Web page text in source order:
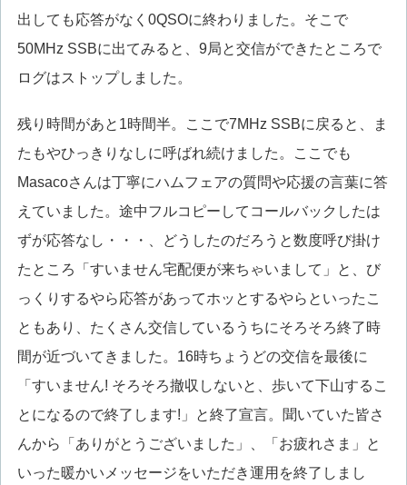
出しても応答がなく0QSOに終わりました。そこで
50MHz SSBに出てみると、9局と交信ができたところで
ログはストップしました。
残り時間があと1時間半。ここで7MHz SSBに戻ると、ま
たもやひっきりなしに呼ばれ続けました。ここでも
Masacoさんは丁寧にハムフェアの質問や応援の言葉に答
えていました。途中フルコピーしてコールバックしたは
ずが応答なし・・・、どうしたのだろうと数度呼び掛け
たところ「すいません宅配便が来ちゃいまして」と、び
っくりするやら応答があってホッとするやらといったこ
ともあり、たくさん交信しているうちにそろそろ終了時
間が近づいてきました。16時ちょうどの交信を最後に
「すいません! そろそろ撤収しないと、歩いて下山するこ
とになるので終了します!」と終了宣言。聞いていた皆さ
んから「ありがとうございました」、「お疲れさま」と
いった暖かいメッセージをいただき運用を終了しまし